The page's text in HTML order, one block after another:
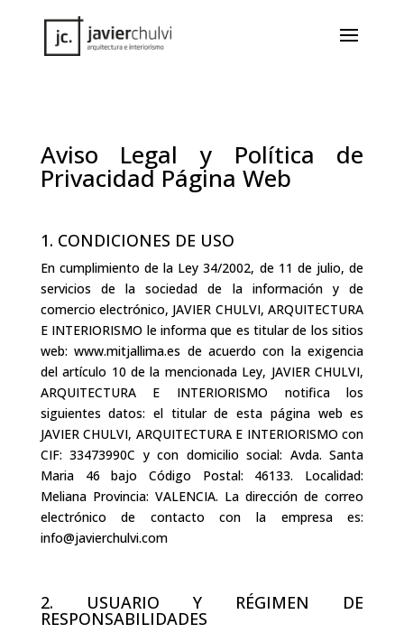
Aviso Legal y Política de
Privacidad Página Web
1. CONDICIONES DE USO
En cumplimiento de la Ley 34/2002, de 11 de julio, de
servicios de la sociedad de la información y de
comercio electrónico, JAVIER CHULVI, ARQUITECTURA
E INTERIORISMO le informa que es titular de los sitios
web: www.mitjallima.es de acuerdo con la exigencia
del artículo 10 de la mencionada Ley, JAVIER CHULVI,
ARQUITECTURA E INTERIORISMO notifica los
siguientes datos: el titular de esta página web es
JAVIER CHULVI, ARQUITECTURA E INTERIORISMO con
CIF: 33473990C y con domicilio social: Avda. Santa
Maria 46 bajo Código Postal: 46133. Localidad:
Meliana Provincia: VALENCIA. La dirección de correo
electrónico de contacto con la empresa es:
info@javierchulvi.com
2. USUARIO Y RÉGIMEN DE
RESPONSABILIDADES